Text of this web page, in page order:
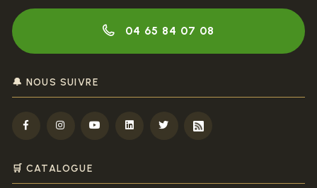
04 65 84 07 08
🔔 NOUS SUIVRE
🛒 CATALOGUE